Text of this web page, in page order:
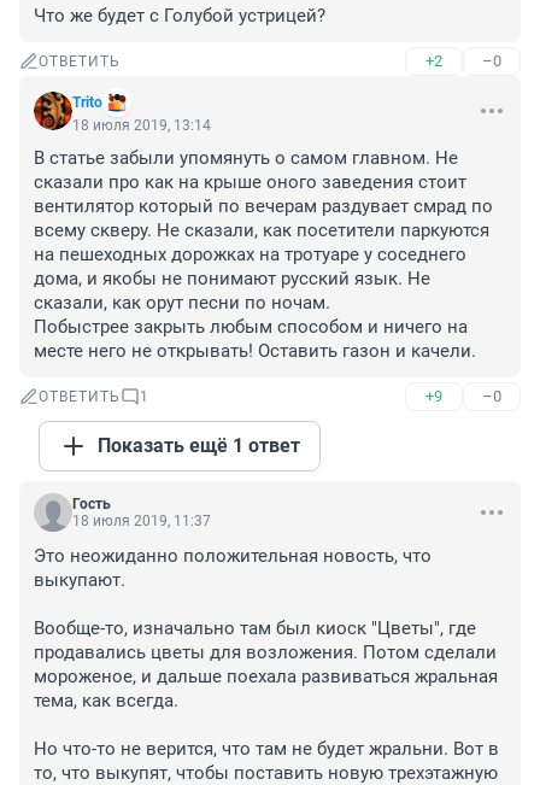
Что же будет с Голубой устрицей?
ОТВЕТИТЬ +2 –0
Trito
18 июля 2019, 13:14
В статье забыли упомянуть о самом главном. Не
сказали про как на крыше оного заведения стоит
вентилятор который по вечерам раздувает смрад по
всему скверу. Не сказали, как посетители паркуются
на пешеходных дорожках на тротуаре у соседнего
дома, и якобы не понимают русский язык. Не
сказали, как орут песни по ночам.
Побыстрее закрыть любым способом и ничего на
месте него не открывать! Оставить газон и качели.
ОТВЕТИТЬ 1 +9 –0
Показать ещё 1 ответ
Гость
18 июля 2019, 11:37
Это неожиданно положительная новость, что
выкупают.
Вообще-то, изначально там был киоск "Цветы", где
продавались цветы для возложения. Потом сделали
мороженое, и дальше поехала развиваться жральная
тема, как всегда.
Но что-то не верится, что там не будет жральни. Вот в
то, что выкупят, чтобы поставить новую трехэтажную